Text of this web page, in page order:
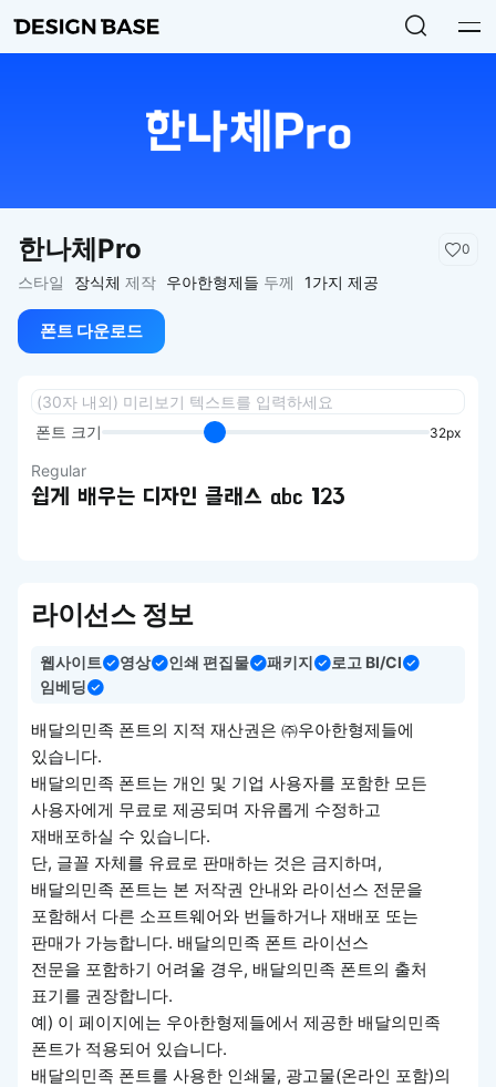
한나체Pro 0
스타일 장식체 제작 우아한형제들 두께 1가지 제공
폰트 다운로드
폰트 크기 32px
Regular
쉽게 배우는 디자인 클래스 abc 123
라이선스 정보
웹사이트 영상 인쇄 편집물 패키지
로고 BI/CI
임베딩
배달의민족 폰트의 지적 재산권은 ㈜우아한형제들에
있습니다.
배달의민족 폰트는 개인 및 기업 사용자를 포함한 모든
사용자에게 무료로 제공되며 자유롭게 수정하고
재배포하실 수 있습니다.
단, 글꼴 자체를 유료로 판매하는 것은 금지하며,
배달의민족 폰트는 본 저작권 안내와 라이선스 전문을
포함해서 다른 소프트웨어와 번들하거나 재배포 또는
판매가 가능합니다. 배달의민족 폰트 라이선스
전문을 포함하기 어려울 경우, 배달의민족 폰트의 출처
표기를 권장합니다.
예) 이 페이지에는 우아한형제들에서 제공한 배달의민족
폰트가 적용되어 있습니다.
배달의민족 폰트를 사용한 인쇄물, 광고물(온라인 포함)의